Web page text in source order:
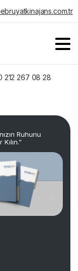
212 267 08 28
Ruhunu